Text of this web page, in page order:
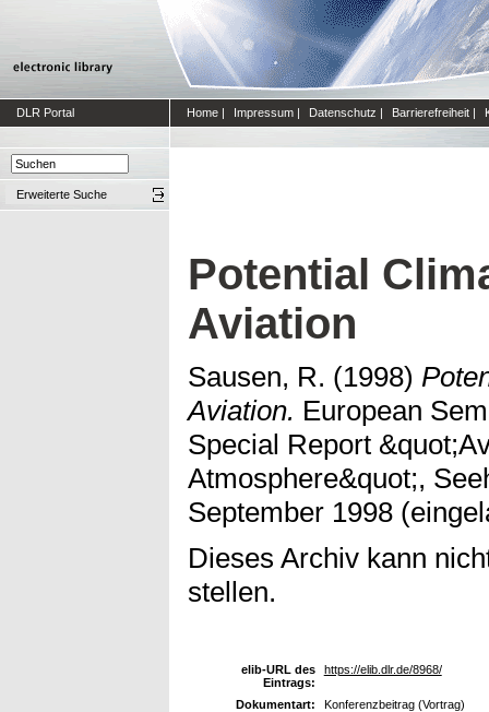
DLR Portal Home | Impressum | Datenschutz | Barrierefreiheit |
Erweiterte Suche
Potential
Aviation
Sausen, R. (1998)
Aviation. European
Special Report
Atmosphere&quot;,
September 1998
Dieses Archiv kann
stellen.
elib-URL des
Eintrags:
https://elib.dlr.de/8968/
Dokumentart:
Konferenzbeitrag (Vortrag)